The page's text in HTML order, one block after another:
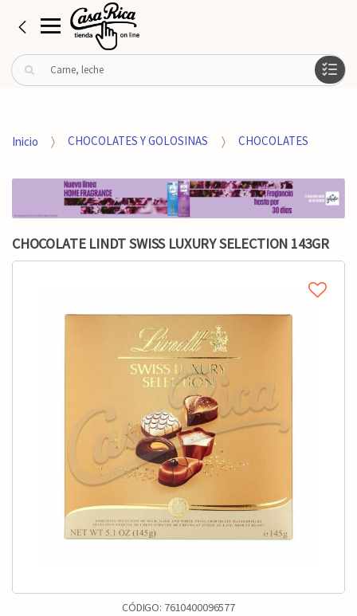
B
u
r
o
Inicio CHOCOLATES Y GOLOSINAS CHOCOLATES
CHOCOLATE LINDT SWISS LUXURY SELECTION 143GR
CÓDIGO: 7610400096577